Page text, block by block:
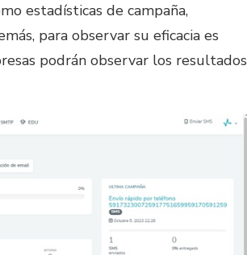
estadísticas de campaña,
para observar su eficacia es
podrán observar los resultados